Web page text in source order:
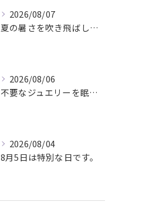
2026/08/07
夏の暑さを吹き飛ばしに来てください。
2026/08/06
不要なジュエリーを眠らせていませんか？
2026/08/04
8月5日は特別な日です。